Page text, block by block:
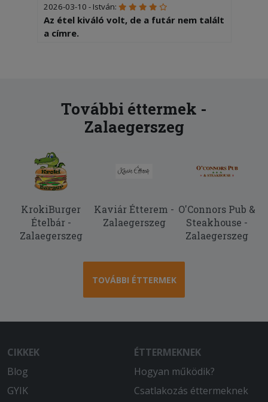
2026-03-10 - István:
Az étel kiváló volt, de a futár nem talált
a címre.
2025-12-16 - Balázs:
Fele pizzan volt csak sajt es kukorica
illetve kicsit égett volt.
2025-11-29 - László:
A pizzák finomak, frissek voltak,
elfogadható az áruk. A 90 perc helyett
60 perc alatt kiért a kolléga. Ajánlom
mindenkinek, jó választás.
Megfelelő ár-érték arány, magas
minőség, könnyű rendelési folyamat és
gyors kiszállítás!
égett volt. A pitát kicsit bedobhatnák
egy kontaktgrillbe, mert sületlen a
További éttermek -
Zalaegerszeg
KrokiBurger
Ételbár -
Zalaegerszeg
Kaviár Étterem -
Zalaegerszeg
O'Connors Pub &
Steakhouse -
Zalaegerszeg
TOVÁBBI ÉTTERMEK
CIKKEK
Blog
GYIK
ÉTTERMEKNEK
Hogyan működik?
Csatlakozás éttermeknek